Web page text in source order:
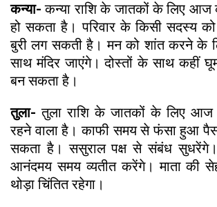
कन्या-कन्या राशि के जातकों के लिए आज
हो सकता है। परिवार के किसी सदस्य
बुरी लग सकती है। मन को शांत करने के
साथ मंदिर जाएंगे। दोस्तों के साथ कहीं
बन सकता है।
तुला- तुला राशि के जातकों के लिए आज
रहने वाला है। काफी समय से फंसा हुआ
सकता है। ससुराल पक्ष से संबंध सुधरेंगे।
आनंदमय समय व्यतीत करेंगे। माता की
थोड़ा चिंतित रहेगा।